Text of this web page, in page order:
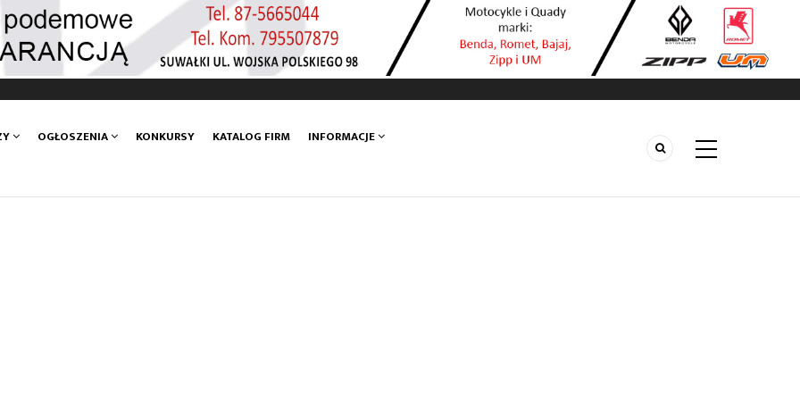
OGŁOSZENIA KONKURSY KATALOG FIRM INFORMACJE